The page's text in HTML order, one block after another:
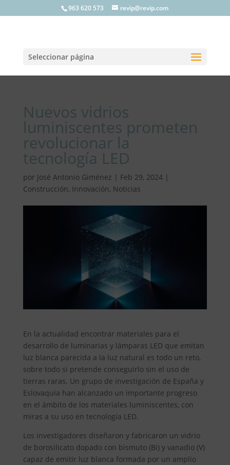
963 620 573 revip@revip.com
Seleccionar página
Nuevos vidrios
luminiscentes prometen
revolucionar la
tecnología LED
por José Antonio Giménez | Feb 29, 2024|
Construcción, Innovación, Noticias
En la actualidad encontrar materiales para el
desarrollo de luminarias y lámparas LED que emitan
luz blanca parecida a la luz natural es todo un reto,
sobre todo si pretende conseguirlo sin el uso de
tierras raras. Un grupo de investigación de España y
Eslovaquia han alcanzado un importante progreso
en el ámbito de los materiales luminiscentes, con
miras a su uso en tecnología LED.
Los investigadores diseñaron y fabricaron un vidrio
de borosilicato dopado con bismuto (Bi) y vanadio (V)
capaz de emitir luz blanca formada por un amplio